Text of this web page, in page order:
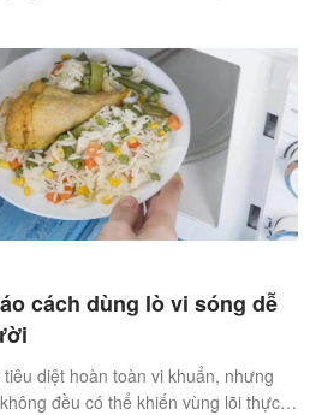
cách dùng lò vi sóng dễ
diệt hoàn toàn vi khuẩn, nhưng
đều có thể khiến vùng lõi thực